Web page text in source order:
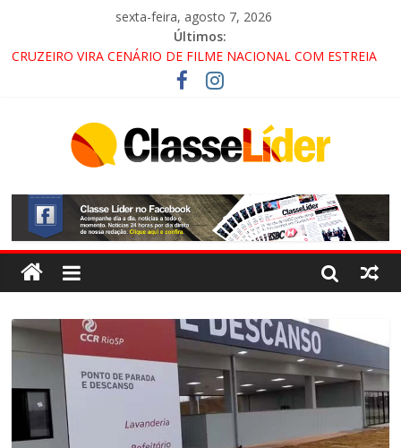
sexta-feira, agosto 7, 2026
Últimos:
CRUZEIRO VIRA CENÁRIO DE FILME NACIONAL COM ESTREIA
PROMOTOR DO GAECO
ACESSO À APARECIDA NA DUTRA SERÁ BLOQUEADO NO FIM
ALTERNATIVAS
LORENA, PINDAMONHANGABA E QUELUZ NA RETA FINAL
PELA FÁBRICA DA COCA-COLA!